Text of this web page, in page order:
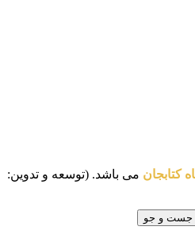
کتابجان می باشد. (توسعه و تدوین:
جست و جو